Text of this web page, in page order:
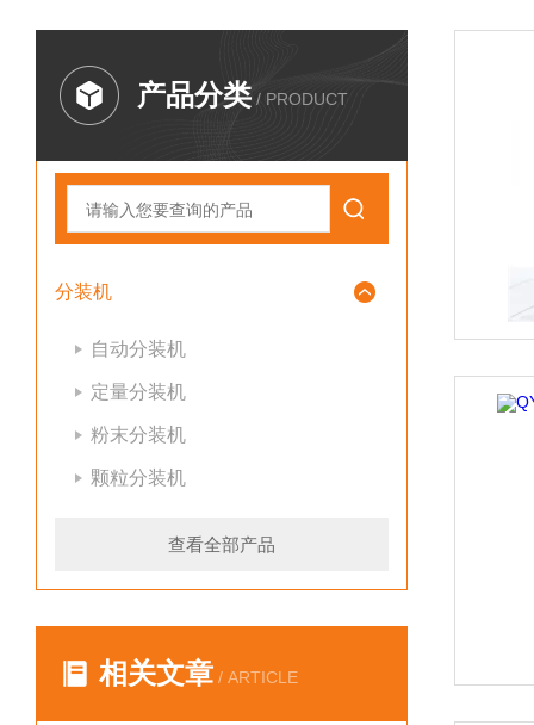
产品分类 / PRODUCT
分装机
自动分装机
定量分装机
粉末分装机
颗粒分装机
查看全部产品
相关文章 / ARTICLE